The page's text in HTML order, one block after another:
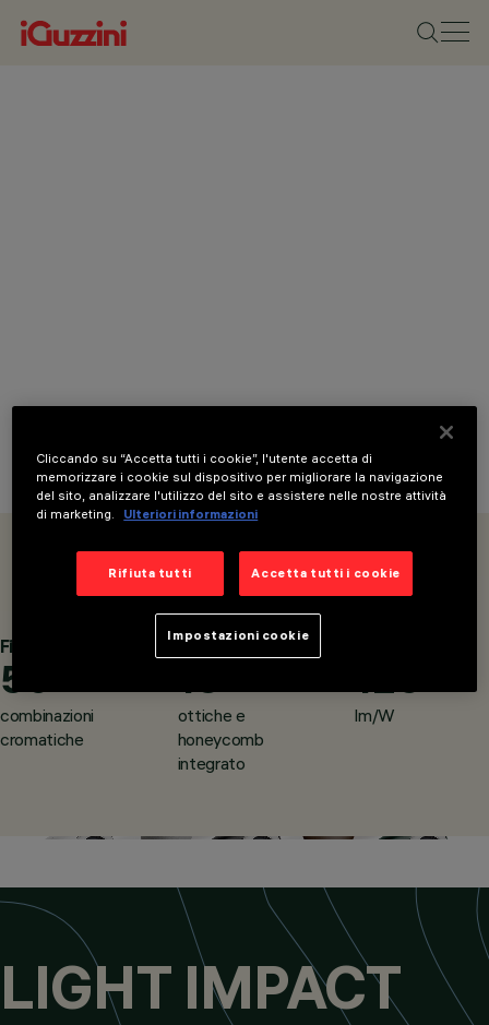
CATEGORIE
OVERVIEW PRODOTTI
Fino a
50
combinazioni
cromatiche
Fino a
18
ottiche e
honeycomb
integrato
125
lm/W
LIGHT IMPACT
Cliccando su “Accetta tutti i cookie”, l'utente accetta di
memorizzare i cookie sul dispositivo per migliorare la navigazione
del sito, analizzare l'utilizzo del sito e assistere nelle nostre attività
di marketing.
Ulteriori informazioni
Rifiuta tutti Accetta tutti i cookie
Impostazioni cookie